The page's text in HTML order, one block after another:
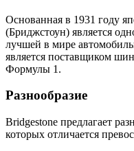
Основанная в 1931 году
(Бриджстоун) является
лучшей в мире
является поставщиком
Формулы 1.
Разнообразие
Bridgestone предлагает
которых отличается